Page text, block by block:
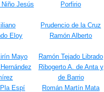
Jesús
Porfirio
Prudencio de la Cruz
Eloy
Ramón Alberto
Mayo
Ramón Tejado Librado
Ribogerto A. de Anta y
de Barrio
Espí
Román Martín Mata